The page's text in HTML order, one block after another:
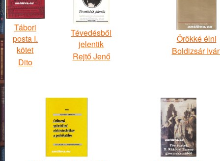
Tábori
posta I.
kötet
Dito
Tévedésből
jelentik
Rejtő Jenő
Örökké élni
Boldizsár